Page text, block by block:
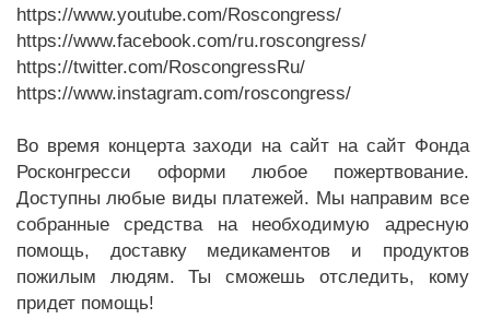
https://www.youtube.com/Roscongress/
https://www.facebook.com/ru.roscongress/
https://twitter.com/RoscongressRu/
https://www.instagram.com/roscongress/
Во время концерта заходи на сайт на сайт Фонда
Росконгресси оформи любое пожертвование.
Доступны любые виды платежей. Мы направим все
собранные средства на необходимую адресную
помощь, доставку медикаментов и продуктов
пожилым людям. Ты сможешь отследить, кому
придет помощь!